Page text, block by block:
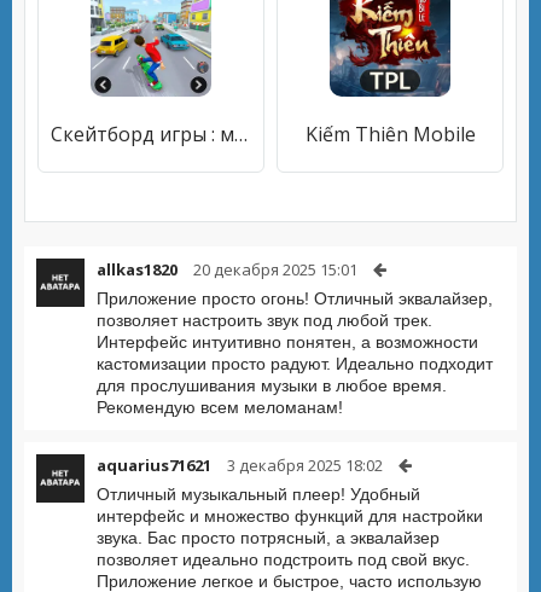
Скейтборд игры : машина игра Kiếm Thiên Mobile
allkas1820 20 декабря 2025 15:01
Приложение просто огонь! Отличный эквалайзер,
позволяет настроить звук под любой трек.
Интерфейс интуитивно понятен, а возможности
кастомизации просто радуют. Идеально подходит
для прослушивания музыки в любое время.
Рекомендую всем меломанам!
aquarius71621 3 декабря 2025 18:02
Отличный музыкальный плеер! Удобный
интерфейс и множество функций для настройки
звука. Бас просто потрясный, а эквалайзер
позволяет идеально подстроить под свой вкус.
Приложение легкое и быстрое, часто использую